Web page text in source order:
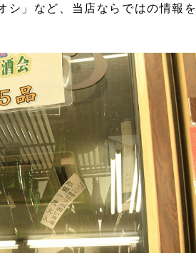
シ」など、当店ならではの情報を